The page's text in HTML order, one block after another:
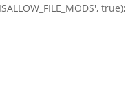
true);